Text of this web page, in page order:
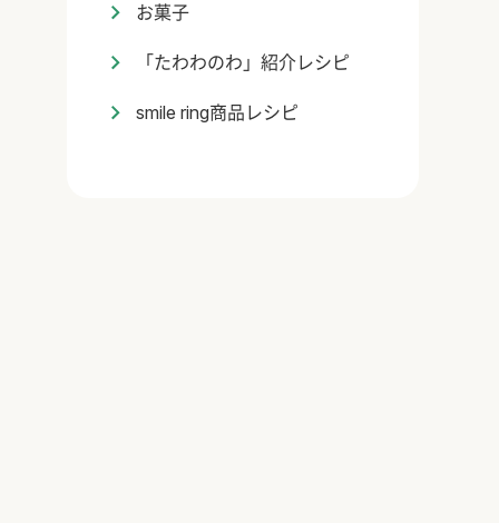
お菓子
「たわわのわ」紹介レシピ
smile ring商品レシピ